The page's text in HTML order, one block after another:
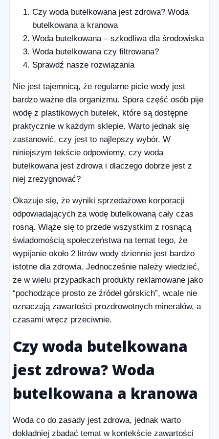
Czy woda butelkowana jest zdrowa? Woda
butelkowana a kranowa
Woda butelkowana – szkodliwa dla środowiska
Woda butelkowana czy filtrowana?
Sprawdź nasze rozwiązania
Nie jest tajemnicą, że regularne picie wody jest
bardzo ważne dla organizmu. Spora część osób pije
wodę z plastikowych butelek, które są dostępne
praktycznie w każdym sklepie. Warto jednak się
zastanowić, czy jest to najlepszy wybór. W
niniejszym tekście odpowiemy, czy woda
butelkowana jest zdrowa i dlaczego dobrze jest z
niej zrezygnować?
Okazuje się, że wyniki sprzedażowe korporacji
odpowiadających za wodę butelkowaną cały czas
rosną. Wiąże się to przede wszystkim z rosnącą
świadomością społeczeństwa na temat tego, że
wypijanie około 2 litrów wody dziennie jest bardzo
istotne dla zdrowia. Jednocześnie należy wiedzieć,
że w wielu przypadkach produkty reklamowane jako
“pochodzące prosto ze źródeł górskich”, wcale nie
oznaczają zawartości prozdrowotnych minerałów, a
czasami wręcz przeciwnie.
Czy woda butelkowana
jest zdrowa? Woda
butelkowana a kranowa
Woda co do zasady jest zdrowa, jednak warto
dokładniej zbadać temat w kontekście zawartości